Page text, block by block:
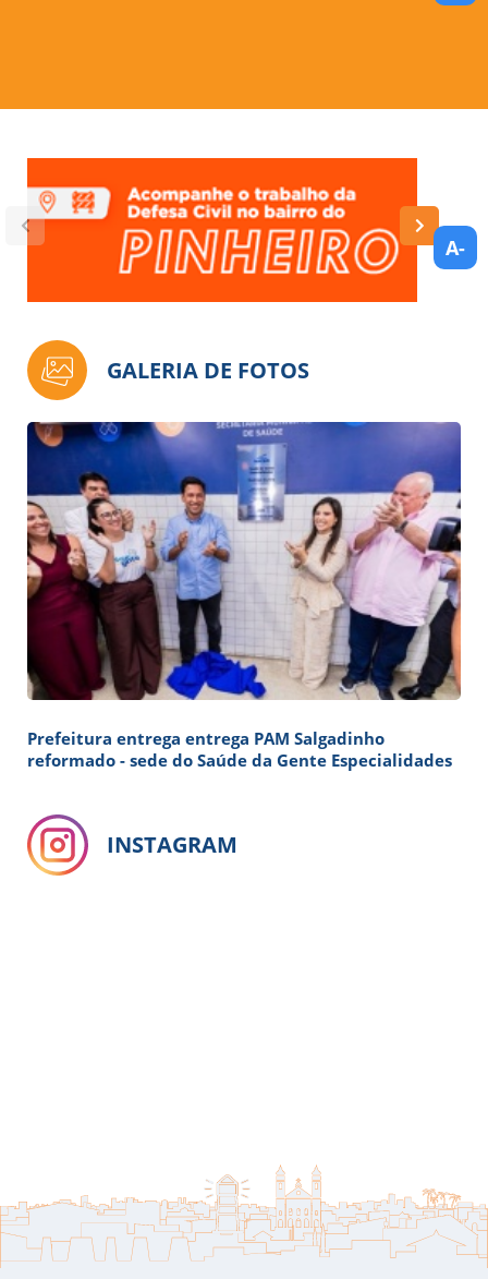
GALERIA DE FOTOS
Prefeitura entrega entrega PAM Salgadinho
reformado - sede do Saúde da Gente Especialidades
INSTAGRAM
A-